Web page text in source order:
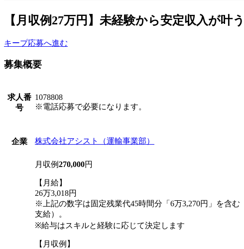
【月収例27万円】未経験から安定収入が
キープ応募へ進む
募集概要
求人番
号
1078808
※電話応募で必要になります。
企業 株式会社アシスト（運輸事業部）
月収例270,000円
【月給】
26万3,018円
※上記の数字は固定残業代45時間分「6万3,270円」を含む
支給）。
※給与はスキルと経験に応じて決定します
【月収例】